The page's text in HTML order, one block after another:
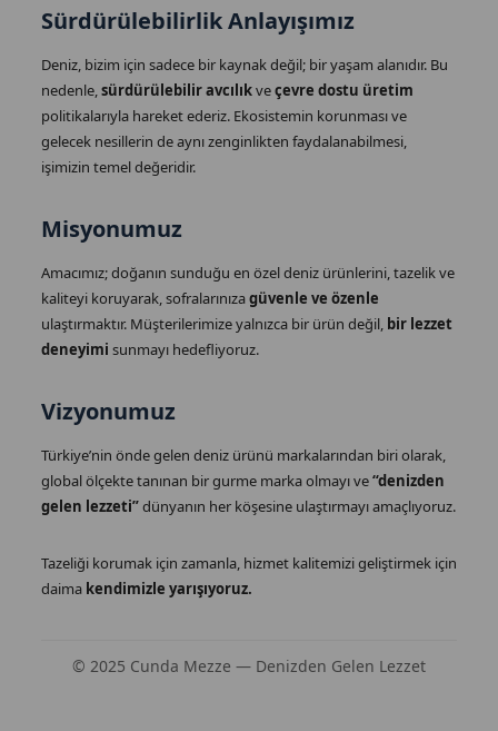
Sürdürülebilirlik Anlayışımız
Deniz, bizim için sadece bir kaynak değil; bir yaşam alanıdır. Bu
nedenle,sürdürülebilir avcılıkveçevre dostu üretim
politikalarıyla hareket ederiz. Ekosistemin korunması ve
gelecek nesillerin de aynı zenginlikten faydalanabilmesi,
işimizin temel değeridir.
Misyonumuz
Amacımız; doğanın sunduğu en özel deniz ürünlerini, tazelik ve
kaliteyi koruyarak, sofralarınızagüvenle ve özenle
ulaştırmaktır. Müşterilerimize yalnızca bir ürün değil, bir lezzet
deneyimi sunmayı hedefliyoruz.
Vizyonumuz
Türkiye’nin önde gelen deniz ürünü markalarından biri olarak,
global ölçekte tanınan bir gurme marka olmayı ve“denizden
gelen lezzeti”dünyanın her köşesine ulaştırmayı amaçlıyoruz.
Tazeliği korumak için zamanla, hizmet kalitemizi geliştirmek için
daima kendimizle yarışıyoruz.
© 2025 Cunda Mezze — Denizden Gelen Lezzet